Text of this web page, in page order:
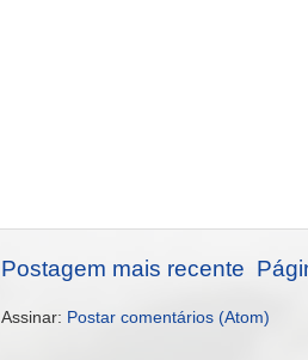
Postagem mais recente
Assinar: Postar comentários (Atom)